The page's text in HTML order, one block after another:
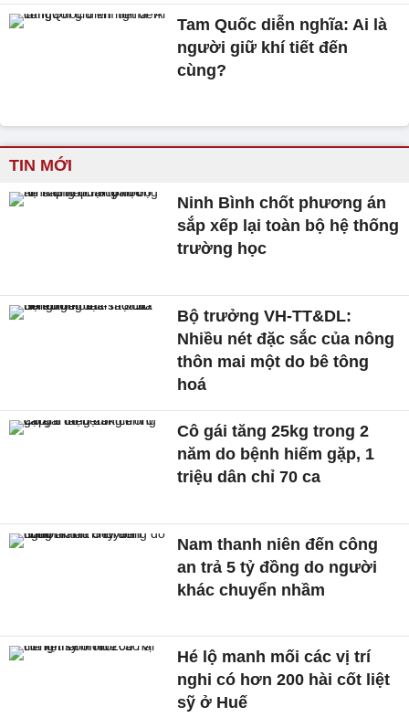
Tam Quốc diễn nghĩa: Ai là
người giữ khí tiết đến
cùng?
TIN MỚI
Ninh Bình chốt phương án
sắp xếp lại toàn bộ hệ thống
trường học
Bộ trưởng VH-TT&DL:
Nhiều nét đặc sắc của nông
thôn mai một do bê tông
hoá
Cô gái tăng 25kg trong 2
năm do bệnh hiếm gặp, 1
triệu dân chỉ 70 ca
Nam thanh niên đến công
an trả 5 tỷ đồng do người
khác chuyển nhầm
Hé lộ manh mối các vị trí
nghi có hơn 200 hài cốt liệt
sỹ ở Huế